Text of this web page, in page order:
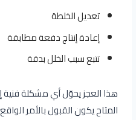
تعديل الخلطة
إعادة إنتاج دفعة مطابقة
تتبع سبب الخلل بدقة
هذا العجز يحوّل أي مشكلة فنية
المتاح يكون القبول بالأمر